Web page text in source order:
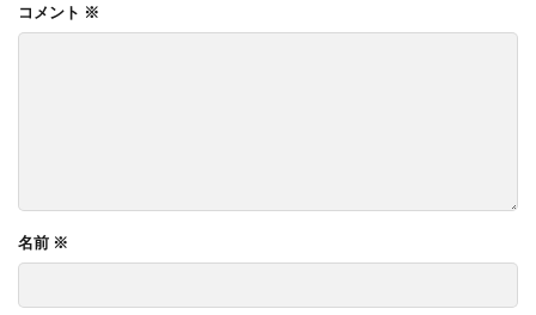
コメント ※
名前 ※